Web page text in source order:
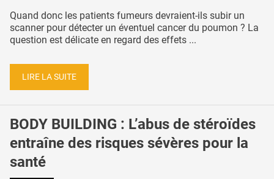
Quand donc les patients fumeurs devraient-ils subir un
scanner pour détecter un éventuel cancer du poumon ? La
question est délicate en regard des effets ...
LIRE LA SUITE
BODY BUILDING : L’abus de stéroïdes
entraîne des risques sévères pour la
santé